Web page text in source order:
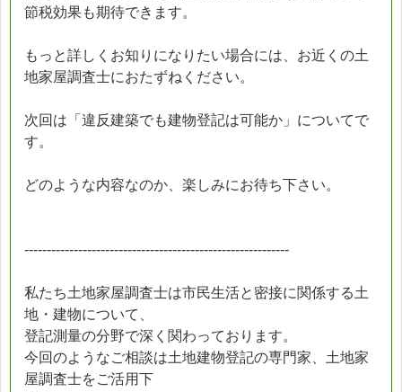
節税効果も期待できます。
もっと詳しくお知りになりたい場合には、お近くの土
地家屋調査士におたずねください。
次回は「違反建築でも建物登記は可能か」についてで
す。
どのような内容なのか、楽しみにお待ち下さい。
-----------------------------------------------------------
私たち土地家屋調査士は市民生活と密接に関係する土
地・建物について、
登記測量の分野で深く関わっております。
今回のようなご相談は土地建物登記の専門家、土地家
屋調査士をご活用下